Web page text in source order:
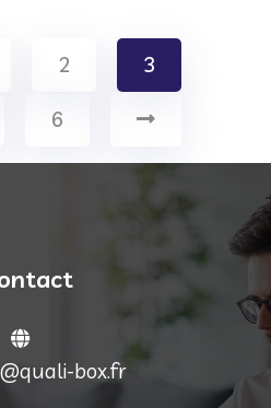
2 3
6
box.fr